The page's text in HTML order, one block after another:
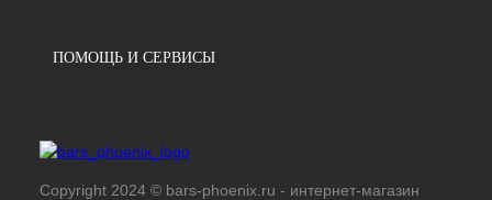
ПОМОЩЬ И СЕРВИСЫ
Copyright 2024 © bars-phoenix.ru - интернет-магазин